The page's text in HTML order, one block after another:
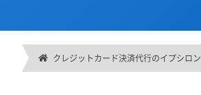
クレジットカード決済代行のイプシロン